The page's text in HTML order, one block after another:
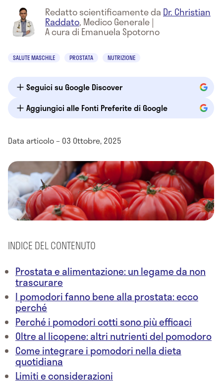
Redatto scientificamente da Dr. Christian
Raddato, Medico Generale|
A cura di Emanuela Spotorno
SALUTE MASCHILE PROSTATA NUTRIZIONE
Seguici su Google Discover
Aggiungici alle Fonti Preferite di Google
Data articolo – 03 Ottobre, 2025
INDICE DEL CONTENUTO
Prostata e alimentazione: un legame da non
trascurare
I pomodori fanno bene alla prostata: ecco
perché
Perché i pomodori cotti sono più efficaci
Oltre al licopene: altri nutrienti del pomodoro
Come integrare i pomodori nella dieta
quotidiana
Limiti e considerazioni